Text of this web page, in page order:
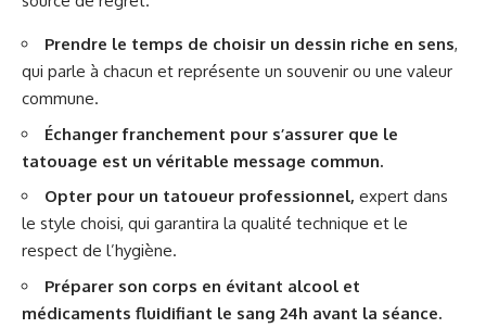
Prendre le temps de choisir un dessin riche en sens,
qui parle à chacun et représente un souvenir ou une valeur
commune.
Échanger franchement pour s’assurer que le
tatouage est un véritable message commun.
Opter pour un tatoueur professionnel, expert dans
le style choisi, qui garantira la qualité technique et le
respect de l’hygiène.
Préparer son corps en évitant alcool et
médicaments fluidifiant le sang 24h avant la séance.